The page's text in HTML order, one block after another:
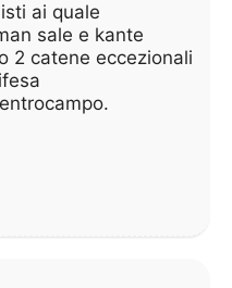
ai quale
sale e kante
2 catene eccezionali